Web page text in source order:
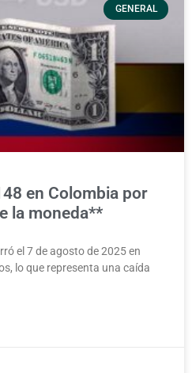
GENERAL
en Colombia por
la moneda**
el 7 de agosto de 2025 en
lo que representa una caída